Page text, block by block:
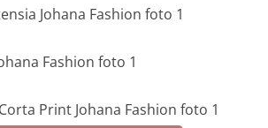
Corta Print